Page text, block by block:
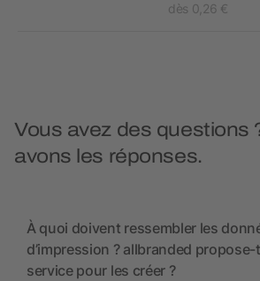
dès 0,26 €
Vous avez des questions
avons les réponses.
À quoi doivent ressembler les
d’impression ? allbranded
service pour les créer ?